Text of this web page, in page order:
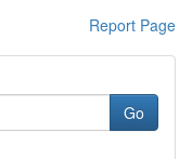
Report Page
Go